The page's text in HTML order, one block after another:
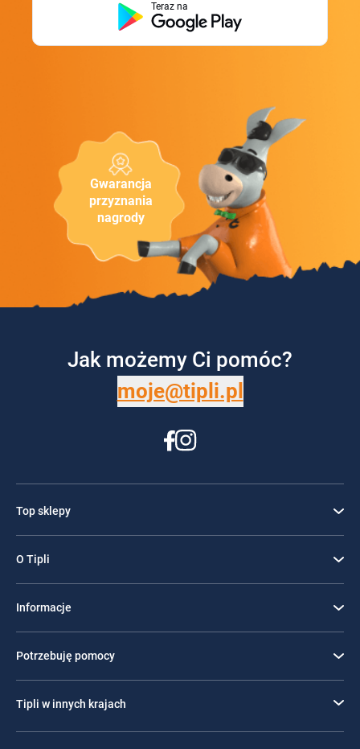
Gwarancja
przyznania
nagrody
Teraz na
Jak możemy Ci pomóc?
moje@tipli.pl
Top sklepy
O Tipli
Informacje
Potrzebuję pomocy
Tipli w innych krajach